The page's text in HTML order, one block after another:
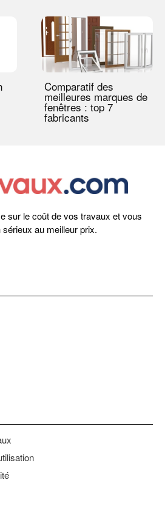
Comparatif des
meilleures marques de
fenêtres : top 7
fabricants
sur le coût de vos travaux et vous
au meilleur prix.